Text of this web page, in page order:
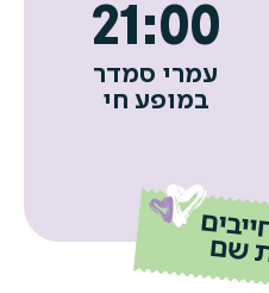
21:00
עמרי סמדר
במופע חי